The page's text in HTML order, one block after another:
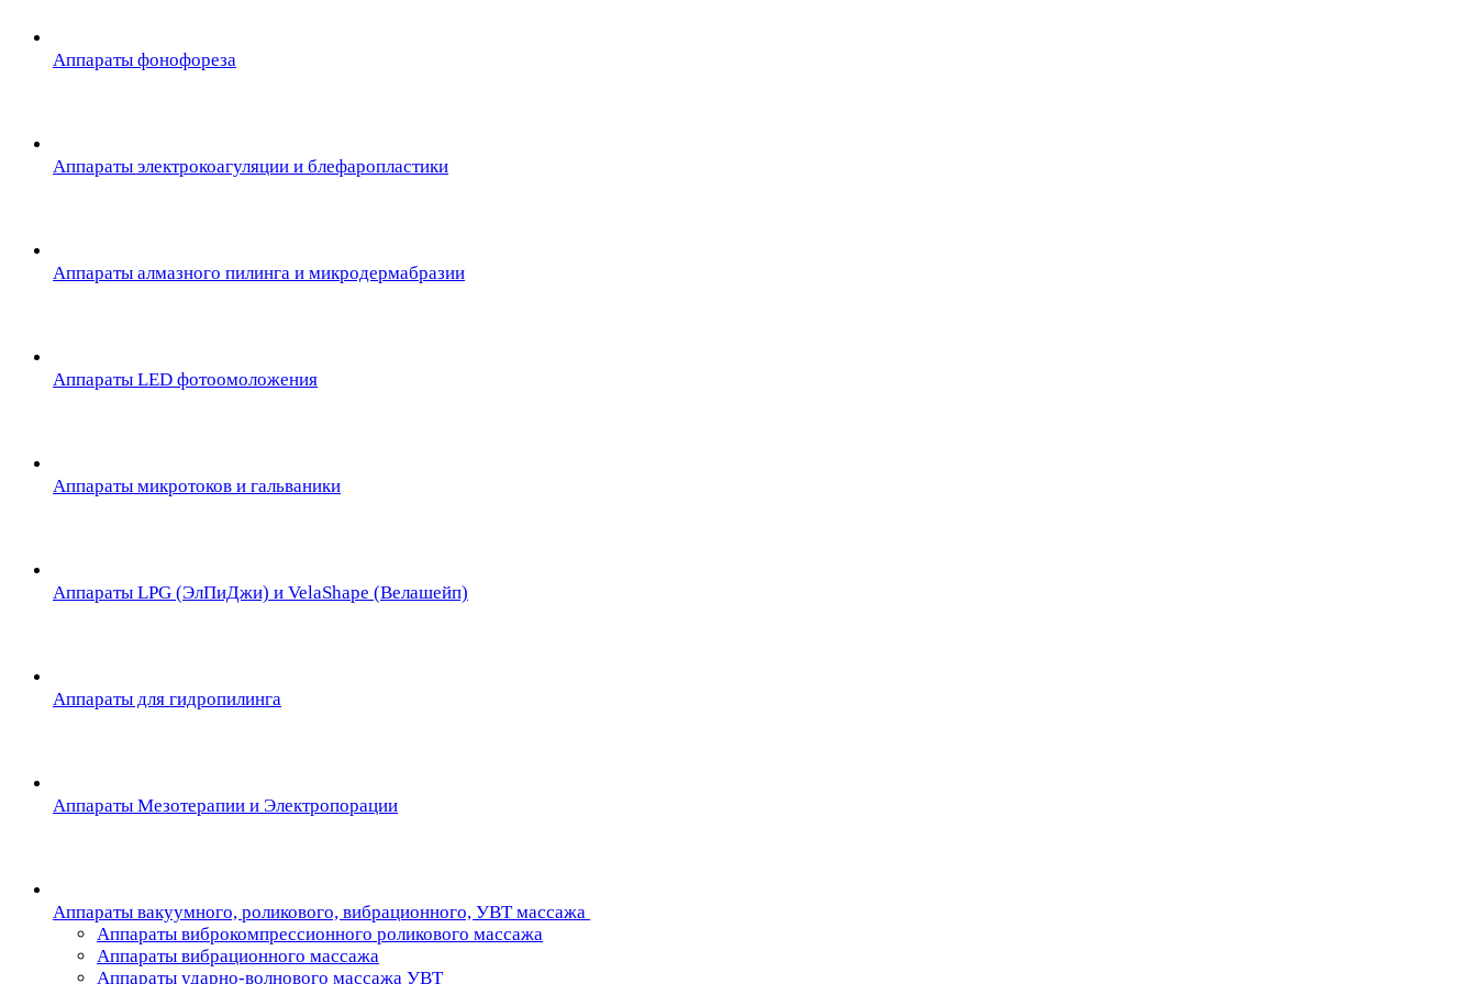
Аппараты фонофореза
Аппараты электрокоагуляции и блефаропластики
Аппараты алмазного пилинга и микродермабразии
Аппараты LED фотоомоложения
Аппараты микротоков и гальваники
Аппараты LPG (ЭлПиДжи) и VelaShape (Велашейп)
Аппараты для гидропилинга
Аппараты Мезотерапии и Электропорации
Аппараты вакуумного, роликового, вибрационного, УВТ массажа
Аппараты виброкомпрессионного роликового массажа
Аппараты вибрационного массажа
Аппараты ударно-волнового массажа УВТ